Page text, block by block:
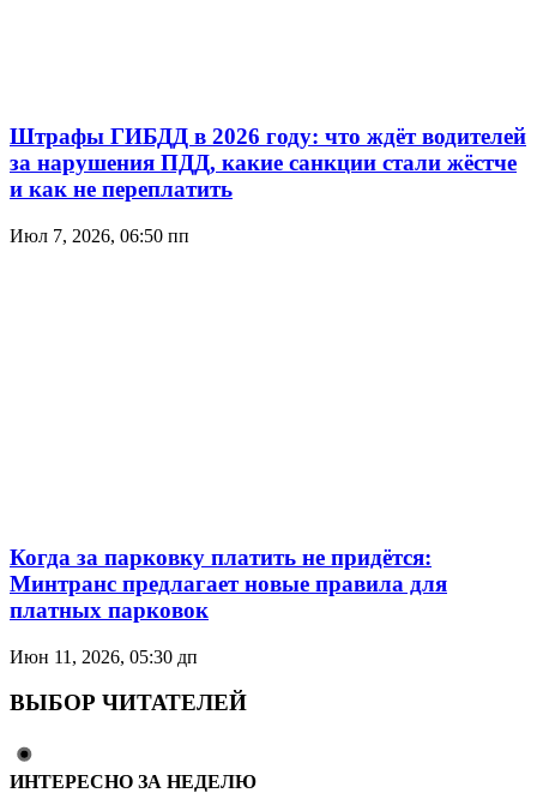
Штрафы ГИБДД в 2026 году: что ждёт водителей
за нарушения ПДД, какие санкции стали жёстче
и как не переплатить
Июл 7, 2026, 06:50 пп
Когда за парковку платить не придётся:
Минтранс предлагает новые правила для
платных парковок
Июн 11, 2026, 05:30 дп
ВЫБОР ЧИТАТЕЛЕЙ
ИНТЕРЕСНО ЗА НЕДЕЛЮ